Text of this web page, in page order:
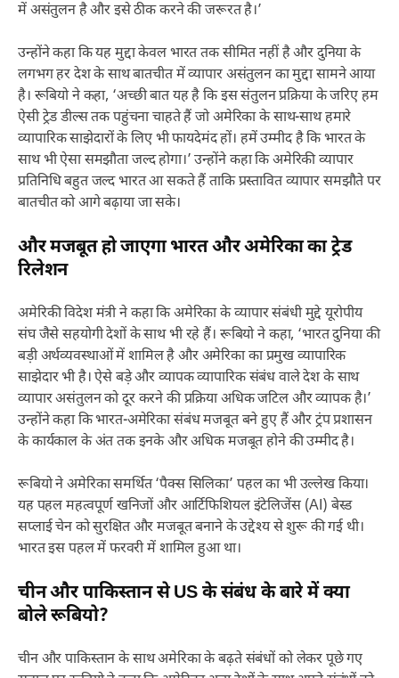
में असंतुलन है और इसे ठीक करने की जरूरत है।’
उन्होंने कहा कि यह मुद्दा केवल भारत तक सीमित नहीं है और दुनिया के
लगभग हर देश के साथ बातचीत में व्यापार असंतुलन का मुद्दा सामने आया
है। रूबियो ने कहा, ‘अच्छी बात यह है कि इस संतुलन प्रक्रिया के जरिए हम
ऐसी ट्रेड डील्स तक पहुंचना चाहते हैं जो अमेरिका के साथ-साथ हमारे
व्यापारिक साझेदारों के लिए भी फायदेमंद हों। हमें उम्मीद है कि भारत के
साथ भी ऐसा समझौता जल्द होगा।’ उन्होंने कहा कि अमेरिकी व्यापार
प्रतिनिधि बहुत जल्द भारत आ सकते हैं ताकि प्रस्तावित व्यापार समझौते पर
बातचीत को आगे बढ़ाया जा सके।
और मजबूत हो जाएगा भारत और अमेरिका का ट्रेड
रिलेशन
अमेरिकी विदेश मंत्री ने कहा कि अमेरिका के व्यापार संबंधी मुद्दे यूरोपीय
संघ जैसे सहयोगी देशों के साथ भी रहे हैं। रूबियो ने कहा, ‘भारत दुनिया की
बड़ी अर्थव्यवस्थाओं में शामिल है और अमेरिका का प्रमुख व्यापारिक
साझेदार भी है। ऐसे बड़े और व्यापक व्यापारिक संबंध वाले देश के साथ
व्यापार असंतुलन को दूर करने की प्रक्रिया अधिक जटिल और व्यापक है।’
उन्होंने कहा कि भारत-अमेरिका संबंध मजबूत बने हुए हैं और ट्रंप प्रशासन
के कार्यकाल के अंत तक इनके और अधिक मजबूत होने की उम्मीद है।
रूबियो ने अमेरिका समर्थित ‘पैक्स सिलिका’ पहल का भी उल्लेख किया।
यह पहल महत्वपूर्ण खनिजों और आर्टिफिशियल इंटेलिजेंस (AI) बेस्ड
सप्लाई चेन को सुरक्षित और मजबूत बनाने के उद्देश्य से शुरू की गई थी।
भारत इस पहल में फरवरी में शामिल हुआ था।
चीन और पाकिस्तान से US के संबंध के बारे में क्या
बोले रूबियो?
चीन और पाकिस्तान के साथ अमेरिका के बढ़ते संबंधों को लेकर पूछे गए